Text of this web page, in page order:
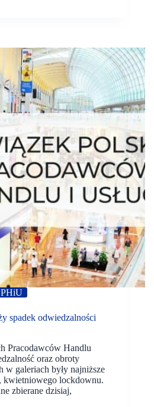
spadek odwiedzalności
Pracodawców Handlu
oraz obroty
galeriach były najniższe
kwietniowego lockdownu.
zbierane dzisiaj,